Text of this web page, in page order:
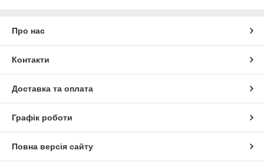
Про нас
Контакти
Доставка та оплата
Графік роботи
Повна версія сайту